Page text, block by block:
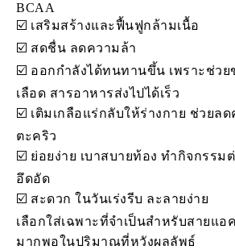
BCAA
☑️ เสริมสร้างและฟื้นฟูกล้ามเนื้อ
☑️ สดชื่น ลดความล้า
☑️ ออกกำลังได้ทนทานขึ้น เพราะช่วย
เลือด สารอาหารส่งไปได้เร็ว
☑️ เติมเกลือแร่กลับให้ร่างกาย ช่วยลด
ตะคริว
☑️ ย่อยง่าย เบาสบายท้อง ทำกิจกรรม
อึดอัด
☑️ สะดวก ในวันเร่งรีบ ละลายง่าย
เลือกใส่เฉพาะที่จำเป็นสำหรับสายแอ
มากพอในปริมาณที่หวังผลลัพธ์